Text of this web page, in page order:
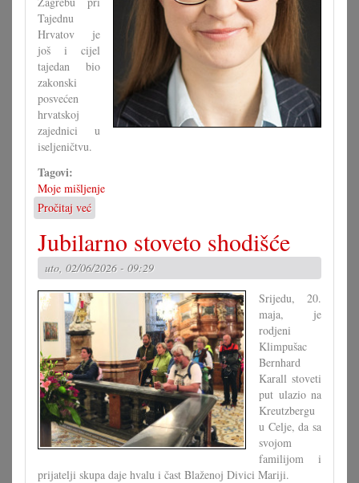
Tajednu
Hrvatov je
još i cijel
tajedan bio
zakonski
posvećen
hrvatskoj
zajednici u
iseljeničtvu.
Tagovi:
Moje mišljenje
Pročitaj već
Je
li
zaista
znamo
ča
kanimo?
Jubilarno stoveto shodišće
uto, 02/06/2026 - 09:29
Srijedu, 20.
maja, je
rodjeni
Klimpušac
Bernhard
Karall stoveti
put ulazio na
Kreutzbergu
u Celje, da sa
svojom
familijom i
prijatelji skupa daje hvalu i čast Blaženoj Divici Mariji.